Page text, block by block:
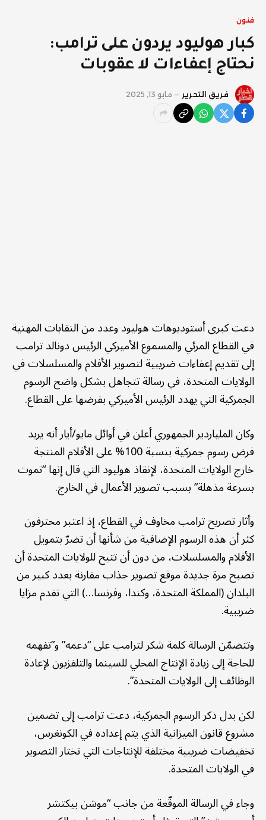
فنون
كبار هوليود يردون على ترامب:
نحتاج إعفاءات لا عقوبات
فريق التحرير مايو 13, 2025
دعت كبرى أستوديوهات هوليود وعدد من النقابات المهنية
في القطاع المرئي والمسموع الأميركي الرئيس دونالد ترامب
إلى تقديم إعفاءات ضريبية لتصوير الأفلام والمسلسلات في
الولايات المتحدة، في رسالة تتجاهل بشكل واضح الرسوم
الجمركية التي يهدد الرئيس الأميركي بفرضها على القطاع.
وكان الملياردير الجمهوري أعلن في أوائل مايو/أيار أنه يريد
فرض رسوم جمركية بنسبة 100% على الأفلام المنتجة
خارج الولايات المتحدة، لإنقاذ هوليود التي قال إنها “تموت
بسرعة مذهلة” بسبب تصوير الأعمال في الخارج.
وأثار تصريح ترامب مخاوف في القطاع، إذ اعتبر محترفون
كثر أن هذه الرسوم الإضافية من شأنها أن تضرّ بتمويل
الأفلام والمسلسلات، من دون أن تتيح للولايات المتحدة أن
تصبح مرة جديدة موقع تصوير جذاب مقارنة بعدد كبير من
البلدان (المملكة المتحدة، وكندا، وفرنسا…) التي تقدم مزايا
ضريبية.
وتتضمّن الرسالة كلمة شكر لترامب على “دعمه” و”تفهمه
للحاجة إلى زيادة الإنتاج المحلي للسينما والتلفزيون لإعادة
الوظائف إلى الولايات المتحدة”.
لكن بدل ذكر الرسوم الجمركية، دعت ترامب إلى تضمين
مشروع قانون الميزانية الذي يتم إعداده في الكونغرس،
تخفيضات ضريبية مختلفة للإنتاجات التي تختار التصوير
في الولايات المتحدة.
وجاء في الرسالة الموقّعة من جانب “موشن بيكتشر